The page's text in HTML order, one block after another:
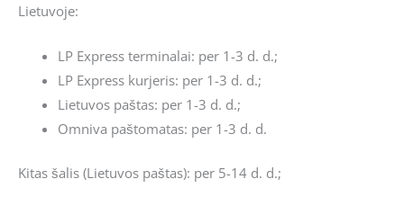
Lietuvoje:
LP Express terminalai: per 1-3 d. d.;
LP Express kurjeris: per 1-3 d. d.;
Lietuvos paštas: per 1-3 d. d.;
Omniva paštomatas: per 1-3 d. d.
Kitas šalis (Lietuvos paštas): per 5-14 d. d.;